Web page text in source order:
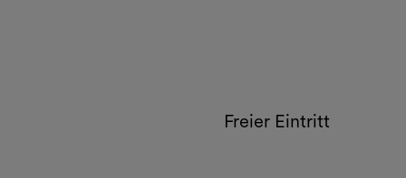
Freier Eintritt